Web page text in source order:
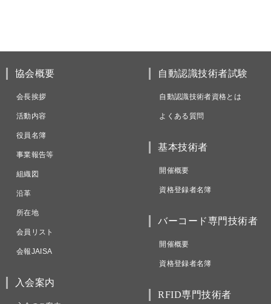
協会概要
会長挨拶
活動内容
役員名簿
事業報告等
組織図
沿革
所在地
会員リスト
会報JAISA
入会案内
自動認識技術者試験
自動認識技術者資格とは
よくある質問
基本技術者
開催概要
資格登録者名簿
バーコード専門技術者
開催概要
資格登録者名簿
RFID専門技術者